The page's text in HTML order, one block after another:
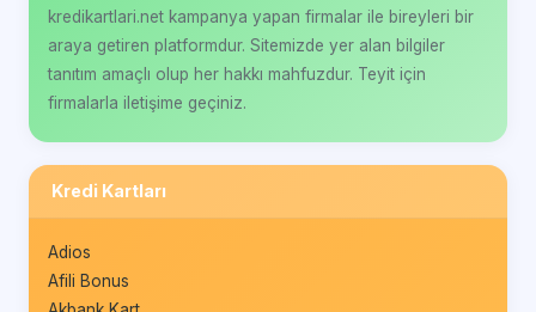
kredikartlari.net kampanya yapan firmalar ile bireyleri bir
araya getiren platformdur. Sitemizde yer alan bilgiler
tanıtım amaçlı olup her hakkı mahfuzdur. Teyit için
firmalarla iletişime geçiniz.
Kredi Kartları
Adios
Afili Bonus